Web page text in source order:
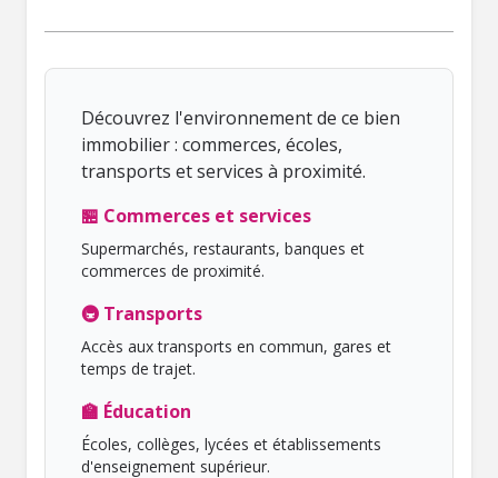
Découvrez l'environnement de ce bien
immobilier : commerces, écoles,
transports et services à proximité.
🏪 Commerces et services
Supermarchés, restaurants, banques et
commerces de proximité.
🚇 Transports
Accès aux transports en commun, gares et
temps de trajet.
🏫 Éducation
Écoles, collèges, lycées et établissements
d'enseignement supérieur.